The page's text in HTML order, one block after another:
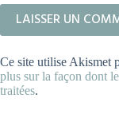
LAISSER UN
Ce site utilise Akismet
plus sur la façon dont
traitées.